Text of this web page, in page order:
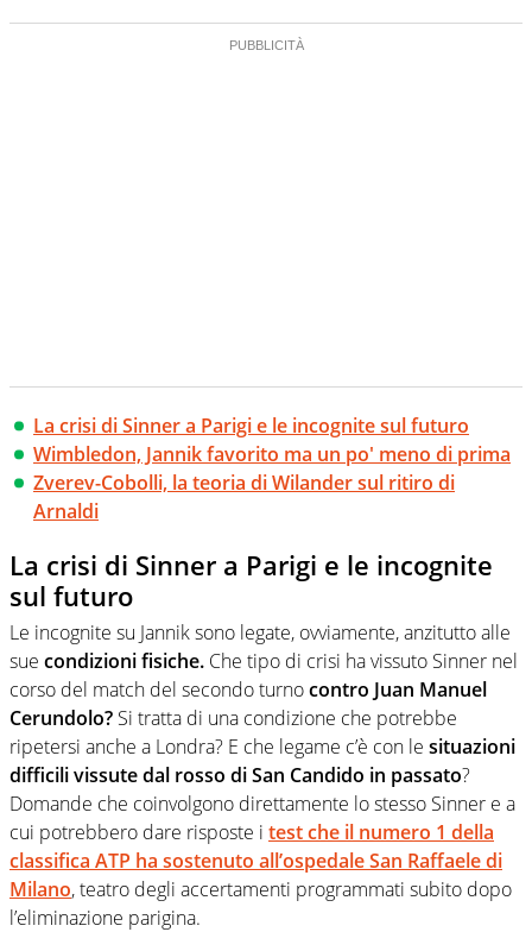
La crisi di Sinner a Parigi e le incognite sul futuro
Wimbledon, Jannik favorito ma un po' meno di prima
Zverev-Cobolli, la teoria di Wilander sul ritiro di
Arnaldi
La crisi di Sinner a Parigi e le incognite
sul futuro
Le incognite su Jannik sono legate, ovviamente, anzitutto alle
sue condizioni fisiche. Che tipo di crisi ha vissuto Sinner nel
corso del match del secondo turnocontro Juan Manuel
Cerundolo? Si tratta di una condizione che potrebbe
ripetersi anche a Londra? E che legame c’è con le situazioni
difficili vissute dal rosso di San Candido in passato?
Domande che coinvolgono direttamente lo stesso Sinner e a
cui potrebbero dare risposte i test che il numero 1 della
classifica ATP ha sostenuto all’ospedale San Raffaele di
Milano, teatro degli accertamenti programmati subito dopo
l’eliminazione parigina.